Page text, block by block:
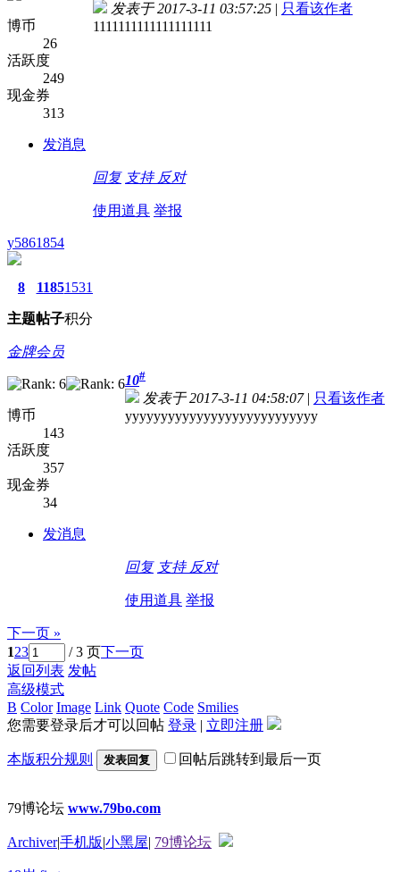
博币
26
活跃度
249
现金券
313
发消息
发表于 2017-3-11 03:57:25 | 只看该作者
1111111111111111111
回复 支持 反对
使用道具 举报
y5861854
8
主题
1185
帖子
1531
积分
金牌会员
博币
143
活跃度
357
现金券
34
发消息
10#
发表于 2017-3-11 04:58:07 | 只看该作者
yyyyyyyyyyyyyyyyyyyyyyyyyyy
回复 支持 反对
使用道具 举报
下一页 »
123 / 3 页下一页
返回列表 发帖
高级模式
B Color Image Link Quote Code Smilies
您需要登录后才可以回帖 登录 | 立即注册
本版积分规则 发表回复 回帖后跳转到最后一页
79博论坛 www.79bo.com
Archiver|手机版|小黑屋| 79博论坛